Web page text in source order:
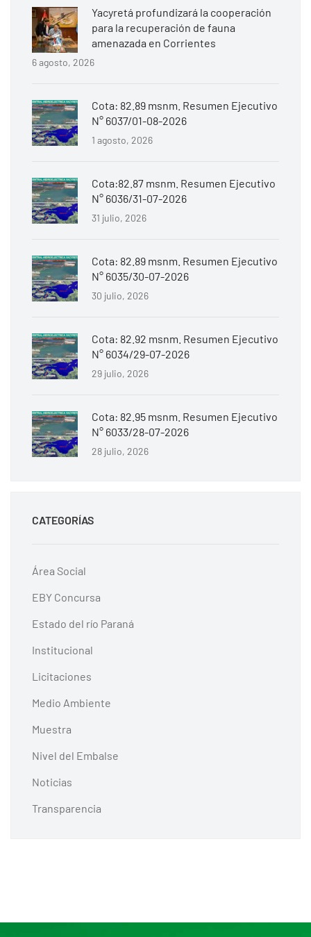
Yacyretá profundizará la cooperación
para la recuperación de fauna
amenazada en Corrientes
6 agosto, 2026
Cota: 82.89 msnm. Resumen Ejecutivo
N° 6037/01-08-2026
1 agosto, 2026
Cota:82.87 msnm. Resumen Ejecutivo
N° 6036/31-07-2026
31 julio, 2026
Cota: 82.89 msnm. Resumen Ejecutivo
N° 6035/30-07-2026
30 julio, 2026
Cota: 82.92 msnm. Resumen Ejecutivo
N° 6034/29-07-2026
29 julio, 2026
Cota: 82.95 msnm. Resumen Ejecutivo
N° 6033/28-07-2026
28 julio, 2026
CATEGORÍAS
Área Social
EBY Concursa
Estado del río Paraná
Institucional
Licitaciones
Medio Ambiente
Muestra
Nivel del Embalse
Noticias
Transparencia